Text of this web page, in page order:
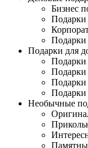
Бизнес
Подарки
Подарки
Подарки для
Подарки
Подарки
Подарки
Подарки
Необычные